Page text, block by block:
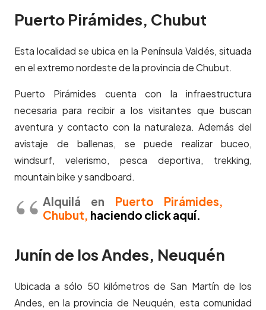
Puerto Pirámides, Chubut
Esta localidad se ubica en la Península Valdés, situada
en el extremo nordeste de la provincia de Chubut.
Puerto Pirámides cuenta con la infraestructura
necesaria para recibir a los visitantes que buscan
aventura y contacto con la naturaleza. Además del
avistaje de ballenas, se puede realizar buceo,
windsurf, velerismo, pesca deportiva, trekking,
mountain bike y sandboard.
Alquilá en Puerto Pirámides,
Chubut, haciendo click aquí.
Junín de los Andes, Neuquén
Ubicada a sólo 50 kilómetros de San Martín de los
Andes, en la provincia de Neuquén, esta comunidad